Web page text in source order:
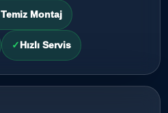
Temiz Montaj
Hızlı Servis